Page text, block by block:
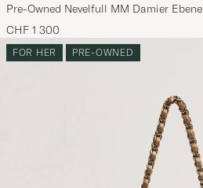
Pre-Owned Nevelfull MM Damier Ebene
CHF 1 300
FOR HER PRE-OWNED